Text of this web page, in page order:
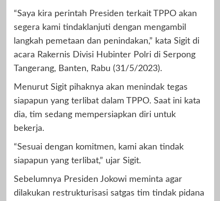
“Saya kira perintah Presiden terkait TPPO akan
segera kami tindaklanjuti dengan mengambil
langkah pemetaan dan penindakan,” kata Sigit di
acara Rakernis Divisi Hubinter Polri di Serpong
Tangerang, Banten, Rabu (31/5/2023).
Menurut Sigit pihaknya akan menindak tegas
siapapun yang terlibat dalam TPPO. Saat ini kata
dia, tim sedang mempersiapkan diri untuk
bekerja.
“Sesuai dengan komitmen, kami akan tindak
siapapun yang terlibat,” ujar Sigit.
Sebelumnya Presiden Jokowi meminta agar
dilakukan restrukturisasi satgas tim tindak pidana